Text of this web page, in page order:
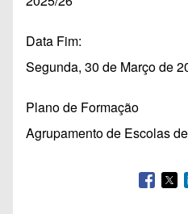
Data Fim
Segunda, 30 de Março de
Plano de Formação
Agrupamento de Escolas